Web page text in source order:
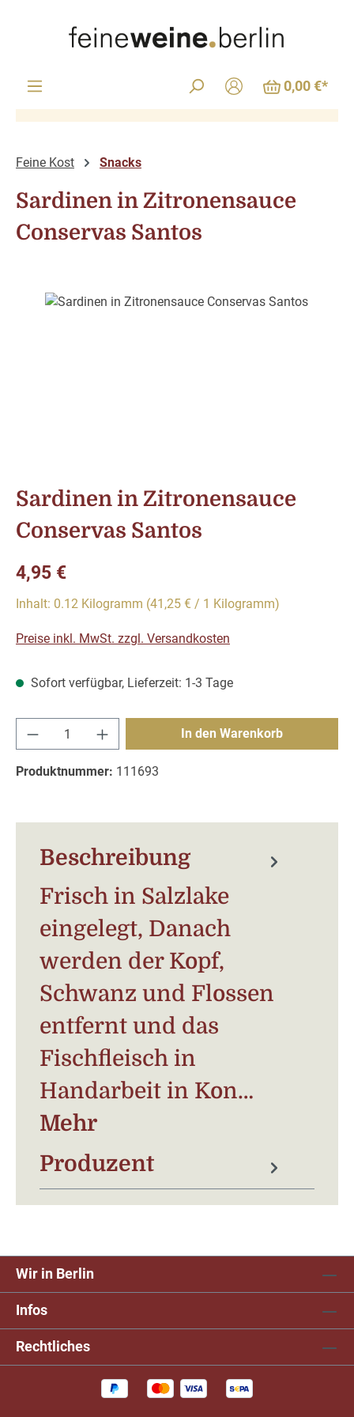
0,00 €*
Feine Kost Snacks
Sardinen in Zitronensauce
Conservas Santos
Bildergalerie überspringen
Sardinen in Zitronensauce
Conservas Santos
Regulärer Preis:
4,95 €
Inhalt: 0.12 Kilogramm (41,25 € / 1 Kilogramm)
Preise inkl. MwSt. zzgl. Versandkosten
Sofort verfügbar, Lieferzeit: 1-3 Tage
Produkt Anzahl: Gib den gewünschten
In den Warenkorb
Produktnummer: 111693
Beschreibung
Frisch in Salzlake
eingelegt, Danach
werden der Kopf,
Schwanz und Flossen
entfernt und das
Fischfleisch in
Handarbeit in Kon…
Mehr
Produzent
Wir in Berlin
Infos
Rechtliches